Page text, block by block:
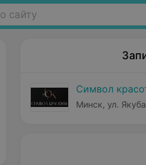
сайту
Символ
Минск, ул.